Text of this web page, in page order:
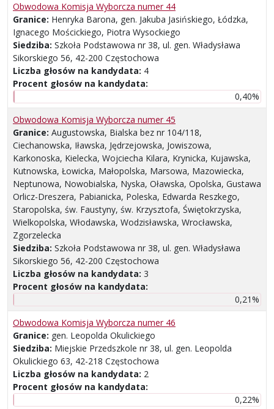
Obwodowa Komisja Wyborcza numer 44
Granice: Henryka Barona, gen. Jakuba Jasińskiego, Łódzka,
Ignacego Mościckiego, Piotra Wysockiego
Siedziba: Szkoła Podstawowa nr 38, ul. gen. Władysława
Sikorskiego 56, 42-200 Częstochowa
Liczba głosów na kandydata: 4
Procent głosów na kandydata:
0,40%
Obwodowa Komisja Wyborcza numer 45
Granice: Augustowska, Bialska bez nr 104/118,
Ciechanowska, Iławska, Jędrzejowska, Jowiszowa,
Karkonoska, Kielecka, Wojciecha Kilara, Krynicka, Kujawska,
Kutnowska, Łowicka, Małopolska, Marsowa, Mazowiecka,
Neptunowa, Nowobialska, Nyska, Oławska, Opolska, Gustawa
Orlicz-Dreszera, Pabianicka, Poleska, Edwarda Reszkego,
Staropolska, św. Faustyny, św. Krzysztofa, Świętokrzyska,
Wielkopolska, Włodawska, Wodzisławska, Wrocławska,
Zgorzelecka
Siedziba: Szkoła Podstawowa nr 38, ul. gen. Władysława
Sikorskiego 56, 42-200 Częstochowa
Liczba głosów na kandydata: 3
Procent głosów na kandydata:
0,21%
Obwodowa Komisja Wyborcza numer 46
Granice: gen. Leopolda Okulickiego
Siedziba: Miejskie Przedszkole nr 38, ul. gen. Leopolda
Okulickiego 63, 42-218 Częstochowa
Liczba głosów na kandydata: 2
Procent głosów na kandydata:
0,22%